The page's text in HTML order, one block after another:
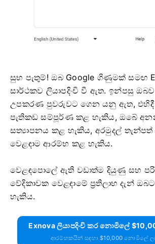
සුභ පැතුම්! ඔබ Google ගිණුමක් සමඟ
සාර්ථකව ලියාපදිංචි වී ඇත. ඉන්පසු ඔබව
උපකරණ පුවරුවට ගෙන යනු ඇත, එහිදී
පැතිකඩ සම්පූර්ණ කළ හැකිය, ඔබේ
සත්‍යාපනය කළ හැකිය, අරමුදල්
වෙළඳාම ආරම්භ කළ හැකිය.
වෙළඳපොලේ ඇති වඩාත්ම දියුණු සහ
වේදිකාවක වෙළඳාමේ ප්‍රතිලාභ දැන්
හැකිය.
Exnova ලියාපදිංචි කර නොමිලේ
ආරම්භකයින් සඳහා $10,000 නොමිලේ